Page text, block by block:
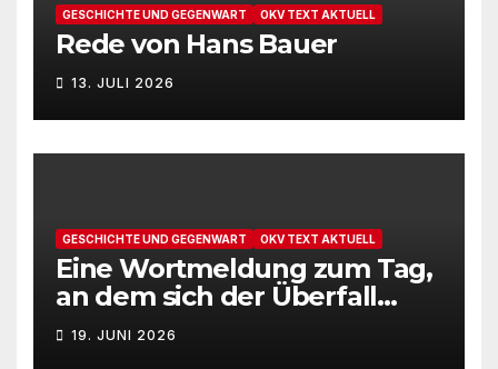
GESCHICHTE UND GEGENWART OKV TEXT AKTUELL
Rede von Hans Bauer
13. JULI 2026
GESCHICHTE UND GEGENWART OKV TEXT AKTUELL
Eine Wortmeldung zum Tag,
an dem sich der Überfall
Deutschlands auf die UdSSR
1941 zum 85. Male jährt
19. JUNI 2026